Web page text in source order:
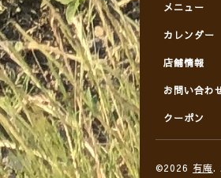
メニュー
カレンダー
店舗情報
お問い合わ
クーポン
©2026 有庵.